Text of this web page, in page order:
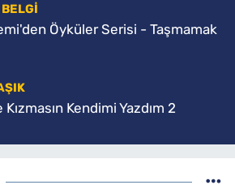
Öyküler Serisi - Taşmamak
Kızmasın Kendimi Yazdım 2